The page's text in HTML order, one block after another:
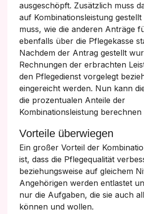
ausgeschöpft. Zusätzlich muss
auf Kombinationsleistung gestellt
muss, wie die anderen Anträge
ebenfalls über die Pflegekasse
Nachdem der Antrag gestellt
Rechnungen der erbrachten
den Pflegedienst vorgelegt
eingereicht werden. Nun kann
die prozentualen Anteile der
Kombinationsleistung
Vorteile überwiegen
Ein großer Vorteil der
ist, dass die Pflegequalität
beziehungsweise auf gleichem
Angehörigen werden entlastet
nur die Aufgaben, die sie auch
können und wollen.